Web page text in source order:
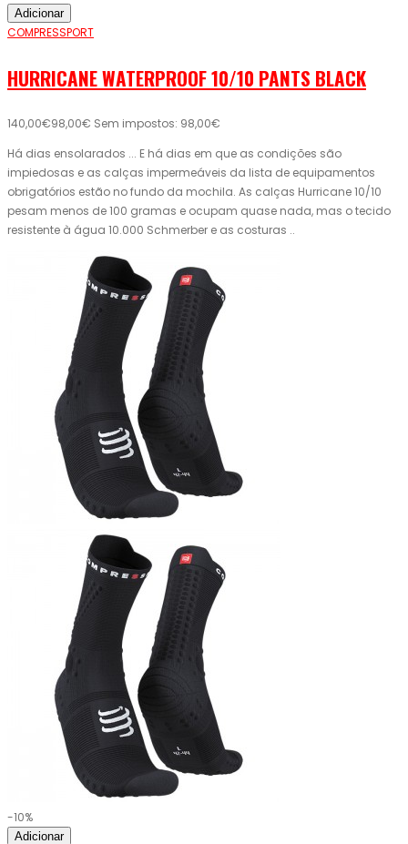
Adicionar
COMPRESSPORT
HURRICANE WATERPROOF 10/10 PANTS BLACK
140,00€98,00€ Sem impostos: 98,00€
Há dias ensolarados ... E há dias em que as condições são
impiedosas e as calças impermeáveis ​​da lista de equipamentos
obrigatórios estão no fundo da mochila. As calças Hurricane 10/10
pesam menos de 100 gramas e ocupam quase nada, mas o tecido
resistente à água 10.000 Schmerber e as costuras ..
-10%
Adicionar